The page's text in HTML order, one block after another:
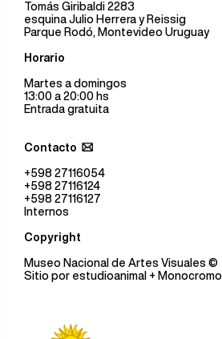
Tomás Giribaldi 2283
esquina Julio Herrera y Reissig
Parque Rodó, Montevideo Uruguay
Horario
Martes a domingos
13:00 a 20:00 hs
Entrada gratuita
Contacto
+598 27116054
+598 27116124
+598 27116127
Internos
Copyright
Museo Nacional de Artes Visuales ©
Sitio por estudioanimal + Monocromo